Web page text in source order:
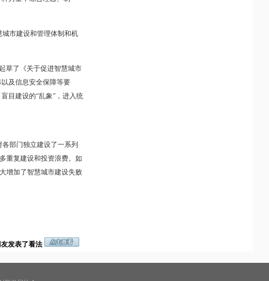
市建设和管理体制和机
草了《关于促进智慧城市
及信息安全保障等要
目建设的“乱象”，进入统
部门独立建设了一系列
重复建设和投资浪费。如
增加了智慧城市建设失败
发表了看法